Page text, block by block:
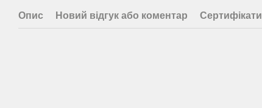
Опис Новий відгук або коментар Сертифікати